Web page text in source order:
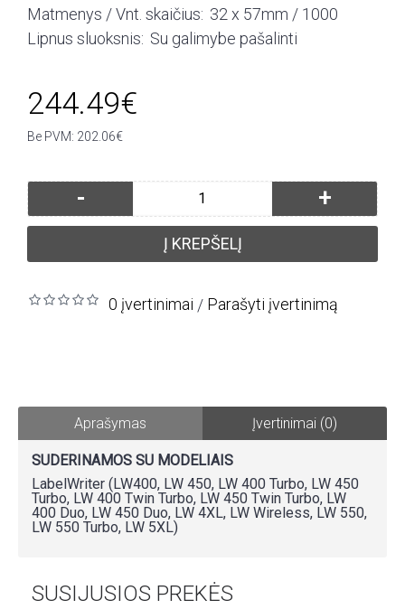
Matmenys / Vnt. skaičius: 32 x 57mm / 1000
Lipnus sluoksnis: Su galimybe pašalinti
244.49€
Be PVM: 202.06€
- +
Į KREPŠELĮ
0 įvertinimai / Parašyti įvertinimą
Aprašymas Įvertinimai (0)
SUDERINAMOS SU MODELIAIS
LabelWriter (LW400, LW 450, LW 400 Turbo, LW 450
Turbo, LW 400 Twin Turbo, LW 450 Twin Turbo, LW
400 Duo, LW 450 Duo, LW 4XL, LW Wireless, LW 550,
LW 550 Turbo, LW 5XL)
SUSIJUSIOS PREKĖS